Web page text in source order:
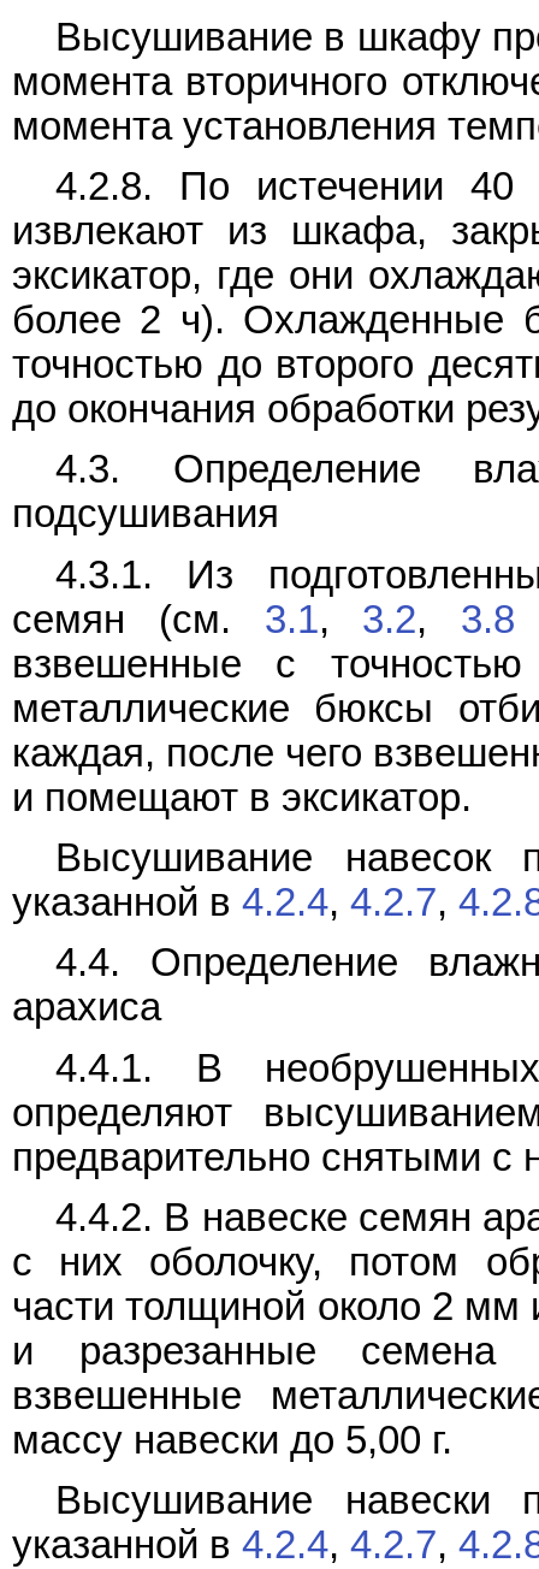
Высушивание в шкафу
момента вторичного
момента установления
4.2.8. По истечении
извлекают из шкафа,
эксикатор, где они
более 2 ч). Охлажденные
точностью до второго
до окончания обработки
4.3. Определение
подсушивания
4.3.1. Из
семян (см. 3.1, 3.2, 3.8
взвешенные с точностью
металлические бюксы
каждая, после чего
и помещают в эксикатор.
Высушивание навесок
указанной в 4.2.4, 4.2.7,
4.4. Определение
арахиса
4.4.1. В
определяют
предварительно снятыми с
4.4.2. В навеске семян
с них оболочку, потом
части толщиной около 2 мм
и разрезанные
взвешенные
массу навески до 5,00 г.
Высушивание навески
указанной в 4.2.4, 4.2.7,